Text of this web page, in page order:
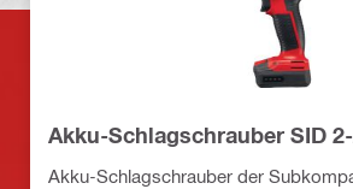
Akku-Schlagschrauber SID
Akku-Schlagschrauber der